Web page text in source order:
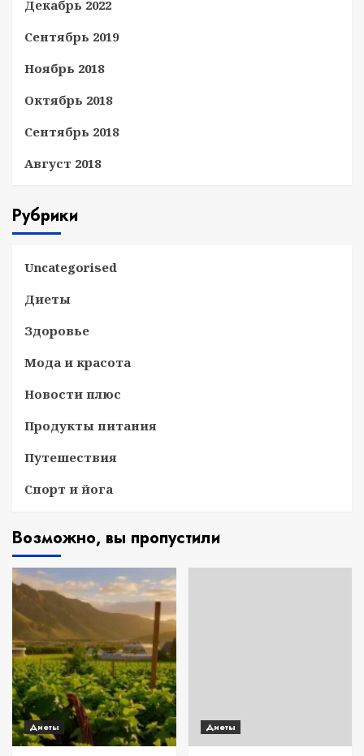
Декабрь 2022
Сентябрь 2019
Ноябрь 2018
Октябрь 2018
Сентябрь 2018
Август 2018
Рубрики
Uncategorised
Диеты
Здоровье
Мода и красота
Новости плюс
Продукты питания
Путешествия
Спорт и йога
Возможно, вы пропустили
Диеты Диеты